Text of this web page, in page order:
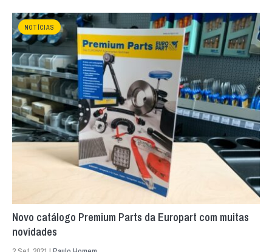
NOTÍCIAS
Novo catálogo Premium Parts da Europart com muitas
novidades